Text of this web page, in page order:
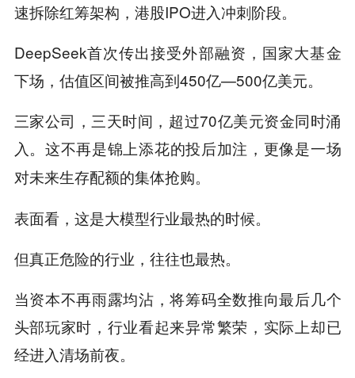
速拆除红筹架构，港股IPO进入冲刺阶段。
DeepSeek首次传出接受外部融资，国家大基金
下场，估值区间被推高到450亿—500亿美元。
三家公司，三天时间，超过70亿美元资金同时涌
入。 这不再是锦上添花的投后加注，更像是一场
对未来生存配额的集体抢购。
表面看，这是大模型行业最热的时候。
但真正危险的行业，往往也最热。
当资本不再雨露均沾，将筹码全数推向最后几个
头部玩家时，行业看起来异常繁荣，实际上却已
经进入清场前夜。